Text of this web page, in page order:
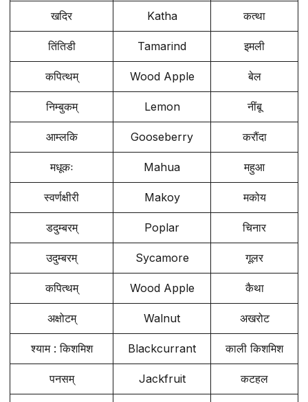
खदिर Katha कत्था
तिंतिडी Tamarind इमली
कपित्थम् Wood Apple बेल
निम्बुकम् Lemon नींबू
आम्लकि Gooseberry करौंदा
मधूकः Mahua महुआ
स्वर्णक्षीरी Makoy मकोय
डदुम्बरम् Poplar चिनार
उदुम्बरम् Sycamore गूलर
कपित्थम् Wood Apple कैथा
अक्षोटम् Walnut अखरोट
श्याम : किशमिश Blackcurrant काली किशमिश
पनसम् Jackfruit कटहल